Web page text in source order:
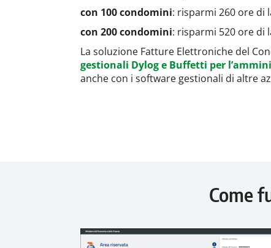
con 100 condomini: risparmi 260 ore di
con 200 condomini: risparmi 520 ore di
La soluzione Fatture Elettroniche del
gestionali Dylog e Buffetti per
anche con i software gestionali di altre
Come